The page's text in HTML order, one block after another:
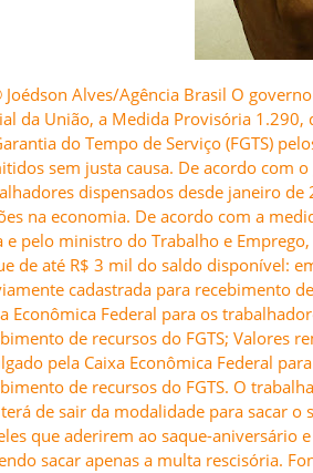
Alves/Agência Brasil O
da União, a Medida Provisória
do Tempo de Serviço (FGTS)
sem justa causa. De acordo com
dispensados desde janeiro
na economia. De acordo com a
e pelo ministro do Trabalho e
de até R$ 3 mil do saldo disponível:
cadastrada para recebimento
Econômica Federal para os
de recursos do FGTS; Valores
pela Caixa Econômica Federal
de recursos do FGTS. O
de sair da modalidade para sacar o
que aderirem ao saque-aniversário
sacar apenas a multa rescisória.